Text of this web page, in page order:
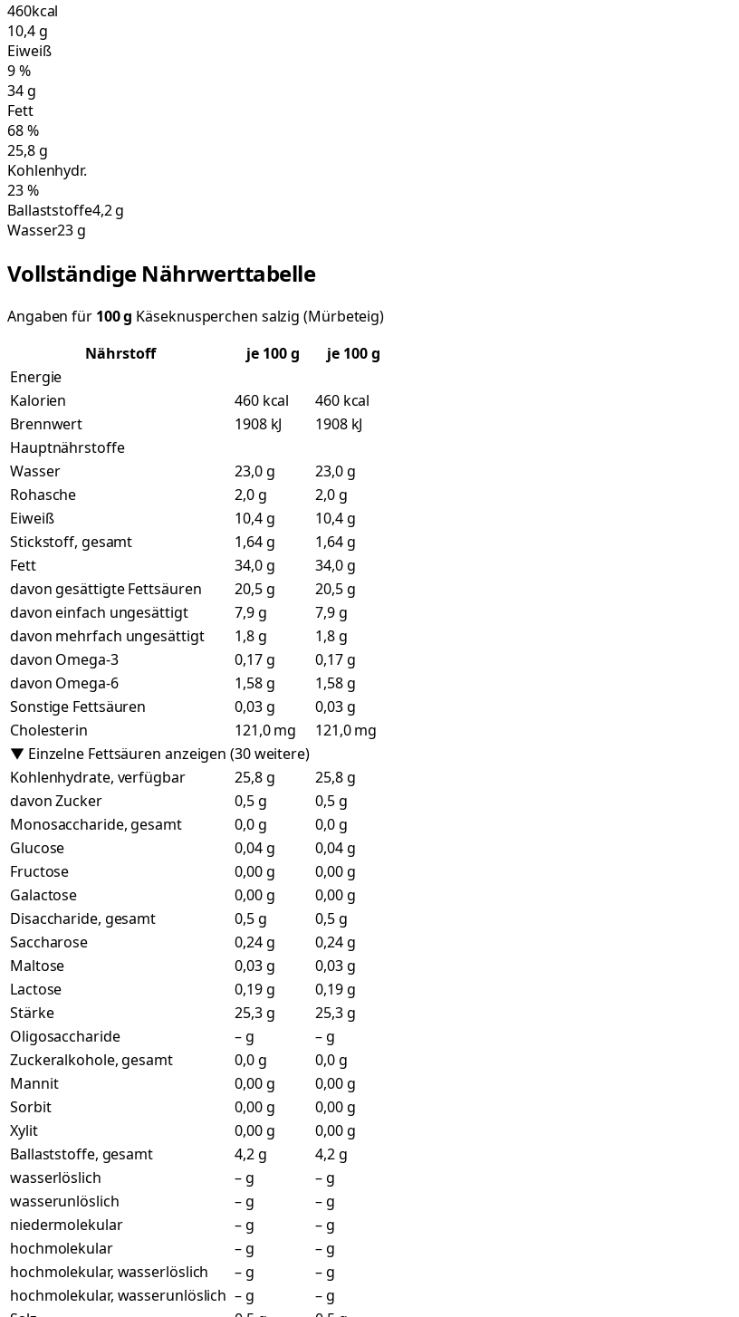
460kcal
10,4g
Eiweiß
9%
34g
Fett
68%
25,8g
Kohlenhydr.
23%
Ballaststoffe4,2 g
Wasser23 g
Vollständige Nährwerttabelle
Angaben für 100g Käseknusperchen salzig (Mürbeteig)
Nährstoff
je 100g
je 100 g
Energie
Kalorien
460 kcal
460 kcal
Brennwert
1908 kJ
1908 kJ
Hauptnährstoffe
Wasser
23,0 g
23,0 g
Rohasche
2,0 g
2,0 g
Eiweiß
10,4 g
10,4 g
Stickstoff, gesamt
1,64 g
1,64 g
Fett
34,0 g
34,0 g
davon gesättigte Fettsäuren
20,5 g
20,5 g
davon einfach ungesättigt
7,9 g
7,9 g
davon mehrfach ungesättigt
1,8 g
1,8 g
davon Omega-3
0,17 g
0,17 g
davon Omega-6
1,58 g
1,58 g
Sonstige Fettsäuren
0,03 g
0,03 g
Cholesterin
121,0 mg
121,0 mg
▼ Einzelne Fettsäuren anzeigen (30 weitere)
Kohlenhydrate, verfügbar
25,8 g
25,8 g
davon Zucker
0,5 g
0,5 g
Monosaccharide, gesamt
0,0 g
0,0 g
Glucose
0,04 g
0,04 g
Fructose
0,00 g
0,00 g
Galactose
0,00 g
0,00 g
Disaccharide, gesamt
0,5 g
0,5 g
Saccharose
0,24 g
0,24 g
Maltose
0,03 g
0,03 g
Lactose
0,19 g
0,19 g
Stärke
25,3 g
25,3 g
Oligosaccharide
– g
– g
Zuckeralkohole, gesamt
0,0 g
0,0 g
Mannit
0,00 g
0,00 g
Sorbit
0,00 g
0,00 g
Xylit
0,00 g
0,00 g
Ballaststoffe, gesamt
4,2 g
4,2 g
wasserlöslich
– g
– g
wasserunlöslich
– g
– g
niedermolekular
– g
– g
hochmolekular
– g
– g
hochmolekular, wasserlöslich
– g
– g
hochmolekular, wasserunlöslich – g
– g